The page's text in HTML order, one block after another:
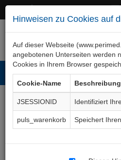
Hinweisen zu Cookies auf
Auf dieser Webseite
angebotenen Unterseiten werden
Cookies in Ihrem Browser
Cookie-Name
Beschreibung
JSESSIONID
Identifiziert
puls_warenkorb
Speichert
standardisiert
OpOp023De